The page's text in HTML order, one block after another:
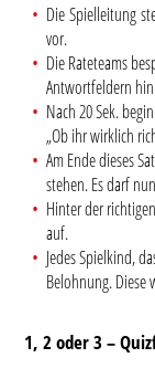
Die Spielleitung
vor.
Die Rateteams
Antwortfeldern
Nach 20 Sek.
„Ob ihr wirklich
Am Ende dieses
stehen. Es darf
Hinter der
auf.
Jedes Spielkind,
Belohnung. Diese
1, 2 oder 3 –